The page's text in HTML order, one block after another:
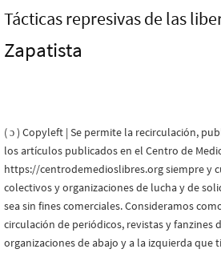
Tácticas represivas de las
Zapatista
( ɔ ) Copyleft | Se permite la recirculación,
los artículos publicados en el Centro de
https://centrodemedioslibres.org siempre y
colectivos y organizaciones de lucha y de
sea sin fines comerciales. Consideramos
circulación de periódicos, revistas y fanzines
organizaciones de abajo y a la izquierda que